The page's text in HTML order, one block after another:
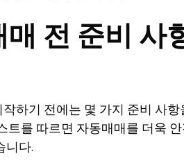
전 준비 사
하기 전에는 몇 가지 준비 사
트를 따르면 자동매매를 더욱
니다.